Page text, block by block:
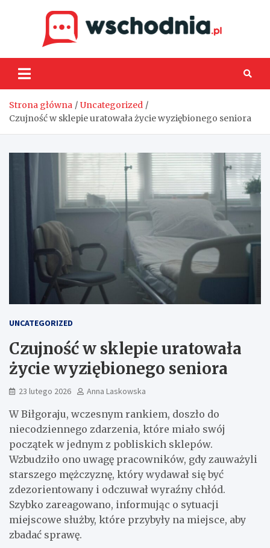
Strona główna
Uncategorized
Czujność w sklepie uratowała życie wyziębionego seniora
UNCATEGORIZED
Czujność w sklepie uratowała
życie wyziębionego seniora
23 lutego 2026 Anna Laskowska
W Biłgoraju, wczesnym rankiem, doszło do
niecodziennego zdarzenia, które miało swój
początek w jednym z pobliskich sklepów.
Wzbudziło ono uwagę pracowników, gdy zauważyli
starszego mężczyznę, który wydawał się być
zdezorientowany i odczuwał wyraźny chłód.
Szybko zareagowano, informując o sytuacji
miejscowe służby, które przybyły na miejsce, aby
zbadać sprawę.